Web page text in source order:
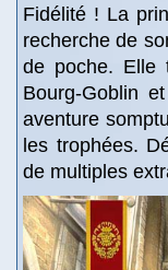
Fidélité ! La
recherche de
de poche. Elle
Bourg-Goblin
aventure
les trophées.
de multiples